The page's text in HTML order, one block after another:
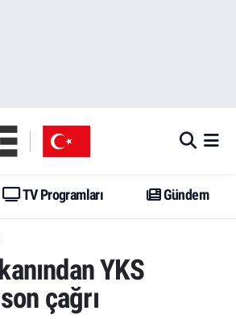
TV Programları Gündem
YKS
çağrı
Vakitleri